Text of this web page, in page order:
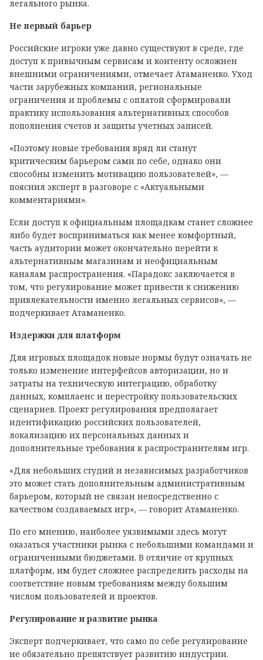
легального рынка.
Не первый барьер
Российские игроки уже давно существуют в среде, где
доступ к привычным сервисам и контенту осложнен
внешними ограничениями, отмечает Атаманенко. Уход
части зарубежных компаний, региональные
ограничения и проблемы с оплатой сформировали
практику использования альтернативных способов
пополнения счетов и защиты учетных записей.
«Поэтому новые требования вряд ли станут
критическим барьером сами по себе, однако они
способны изменить мотивацию пользователей», —
пояснил эксперт в разговоре с «Актуальными
комментариями».
Если доступ к официальным площадкам станет сложнее
либо будет восприниматься как менее комфортный,
часть аудитории может окончательно перейти к
альтернативным магазинам и неофициальным
каналам распространения. «Парадокс заключается в
том, что регулирование может привести к снижению
привлекательности именно легальных сервисов», —
подчеркивает Атаманенко.
Издержки для платформ
Для игровых площадок новые нормы будут означать не
только изменение интерфейсов авторизации, но и
затраты на техническую интеграцию, обработку
данных, комплаенс и перестройку пользовательских
сценариев. Проект регулирования предполагает
идентификацию российских пользователей,
локализацию их персональных данных и
дополнительные требования к распространителям игр.
«Для небольших студий и независимых разработчиков
это может стать дополнительным административным
барьером, который не связан непосредственно с
качеством создаваемых игр», — говорит Атаманенко.
По его мнению, наиболее уязвимыми здесь могут
оказаться участники рынка с небольшими командами и
ограниченными бюджетами. В отличие от крупных
платформ, им будет сложнее распределить расходы на
соответствие новым требованиям между большим
числом пользователей и проектов.
Регулирование и развитие рынка
Эксперт подчеркивает, что само по себе регулирование
не обязательно препятствует развитию индустрии.